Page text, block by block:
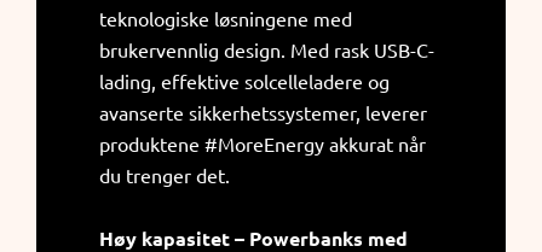
teknologiske løsningene med
brukervennlig design. Med rask USB-C-
lading, effektive solcelleladere og
avanserte sikkerhetssystemer, leverer
produktene #MoreEnergy akkurat når
du trenger det.
Høy kapasitet – Powerbanks med